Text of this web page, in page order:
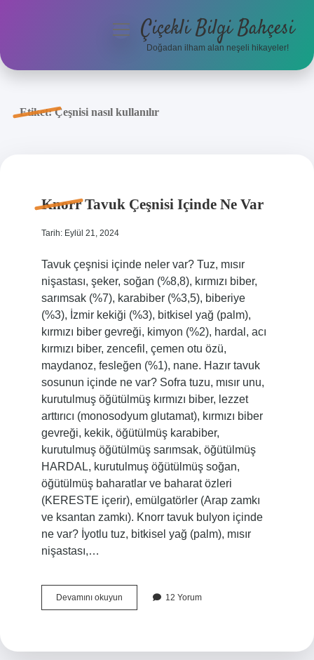
Anasayfa
menüyüÇiçekli Bilgi Bahçesi
Doğadan ilham alan neşeli hikayeler!
Etiket:Çeşnisi nasıl kullanılır
Knorr Tavuk Çeşnisi Içinde Ne Var
Tarih: Eylül 21, 2024
Tavuk çeşnisi içinde neler var? Tuz, mısır
nişastası, şeker, soğan (%8,8), kırmızı biber,
sarımsak (%7), karabiber (%3,5), biberiye
(%3), İzmir kekiği (%3), bitkisel yağ (palm),
kırmızı biber gevreği, kimyon (%2), hardal, acı
kırmızı biber, zencefil, çemen otu özü,
maydanoz, fesleğen (%1), nane. Hazır tavuk
sosunun içinde ne var? Sofra tuzu, mısır unu,
kurutulmuş öğütülmüş kırmızı biber, lezzet
arttırıcı (monosodyum glutamat), kırmızı biber
gevreği, kekik, öğütülmüş karabiber,
kurutulmuş öğütülmüş sarımsak, öğütülmüş
HARDAL, kurutulmuş öğütülmüş soğan,
öğütülmüş baharatlar ve baharat özleri
(KERESTE içerir), emülgatörler (Arap zamkı
ve ksantan zamkı). Knorr tavuk bulyon içinde
ne var? İyotlu tuz, bitkisel yağ (palm), mısır
nişastası,…
Devamını okuyunKnorr
Tavuk
12 Yorum